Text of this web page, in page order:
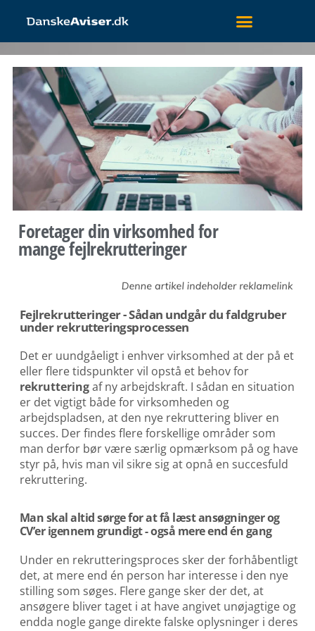
Foretager din virksomhed for
mange fejlrekrutteringer
Fejlrekrutteringer - Sådan undgår du faldgruber
under rekrutteringsprocessen
Det er uundgåeligt i enhver virksomhed at der på et
eller flere tidspunkter vil opstå et behov for
rekrutteringaf ny arbejdskraft. I sådan en situation
er det vigtigt både for virksomheden og
arbejdspladsen, at den nye rekruttering bliver en
succes. Der findes flere forskellige områder som
man derfor bør være særlig opmærksom på og have
styr på, hvis man vil sikre sig at opnå en succesfuld
rekruttering.
Man skal altid sørge for at få læst ansøgninger og
CV’er igennem grundigt - også mere end én gang
Under en rekrutteringsproces sker der forhåbentligt
det, at mere end én person har interesse i den nye
stilling som søges. Flere gange sker der det, at
ansøgere bliver taget i at have angivet unøjagtige og
endda nogle gange direkte falske oplysninger i deres